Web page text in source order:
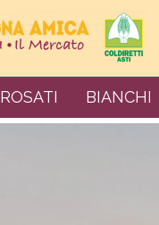
ROSATI BIANCHI